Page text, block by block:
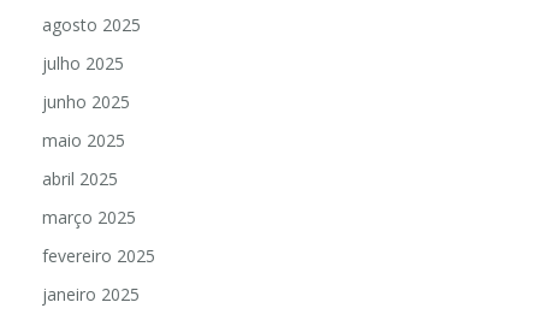
agosto 2025
julho 2025
junho 2025
maio 2025
abril 2025
março 2025
fevereiro 2025
janeiro 2025